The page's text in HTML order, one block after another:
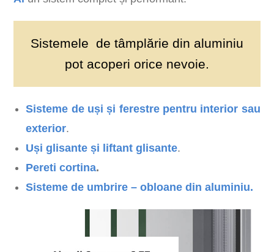
Sistemele de tâmplărie din aluminiu
pot acoperi orice nevoie.
Sisteme de uși și ferestre pentru interior sau
exterior.
Uși glisante și liftant glisante.
Pereti cortina.
Sisteme de umbrire – obloane din aluminiu.